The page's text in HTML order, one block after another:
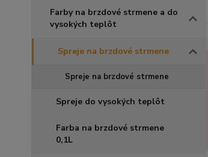
Farby na brzdové strmene a do
vysokých teplôt
Spreje na brzdové strmene
Spreje na brzdové strmene
Spreje do vysokých teplôt
Farba na brzdové strmene
0,1L